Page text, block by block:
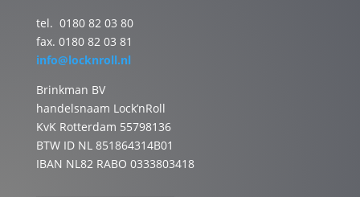
tel. 0180 82 03 80
fax. 0180 82 03 81
info@locknroll.nl
Brinkman BV
handelsnaam Lock’nRoll
KvK Rotterdam 55798136
BTW ID NL 851864314B01
IBAN NL82 RABO 0333803418